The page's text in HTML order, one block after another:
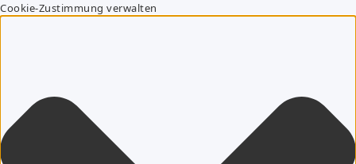
Cookie-Zustimmung verwalten